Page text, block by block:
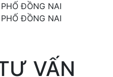
ĐỒNG NAI
ĐỒNG NAI
VẤN